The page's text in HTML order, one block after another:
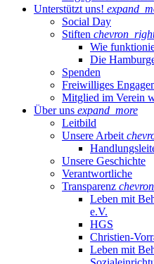
Unterstützt uns!
Social Day
Stiften
Wie
Die
Spenden
Freiwilliges
Mitglied im Verein
Über uns expand_more
Leitbild
Unsere Arbeit
Unsere Geschichte
Verantwortliche
Transparenz
Leben mit
e.V.
HGS
Christien-
Leben mit